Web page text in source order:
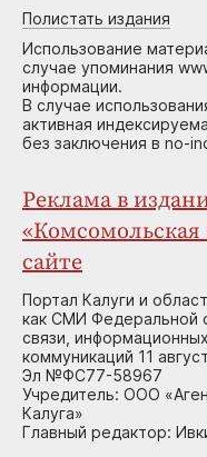
Полистать издания
Использование
случае упоминания
информации.
В случае
активная
без заключения в no-
Реклама в
«Комсомольская
сайте
Портал Калуги и
как СМИ Федеральной
связи,
коммуникаций 11
Эл №ФС77-58967
Учредитель: ООО
Калуга»
Главный редактор: